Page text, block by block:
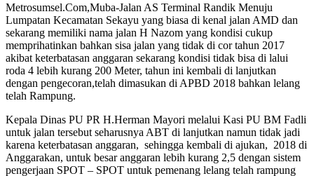
Metrosumsel.Com,Muba-Jalan AS Terminal Randik Menuju
Lumpatan Kecamatan Sekayu yang biasa di kenal jalan AMD dan
sekarang memiliki nama jalan H Nazom yang kondisi cukup
memprihatinkan bahkan sisa jalan yang tidak di cor tahun 2017
akibat keterbatasan anggaran sekarang kondisi tidak bisa di lalui
roda 4 lebih kurang 200 Meter, tahun ini kembali di lanjutkan
dengan pengecoran,telah dimasukan di APBD 2018 bahkan lelang
telah Rampung.
Kepala Dinas PU PR H.Herman Mayori melalui Kasi PU BM Fadli
untuk jalan tersebut seharusnya ABT di lanjutkan namun tidak jadi
karena keterbatasan anggaran, sehingga kembali di ajukan, 2018 di
Anggarakan, untuk besar anggaran lebih kurang 2,5 dengan sistem
pengerjaan SPOT – SPOT untuk pemenang lelang telah rampung